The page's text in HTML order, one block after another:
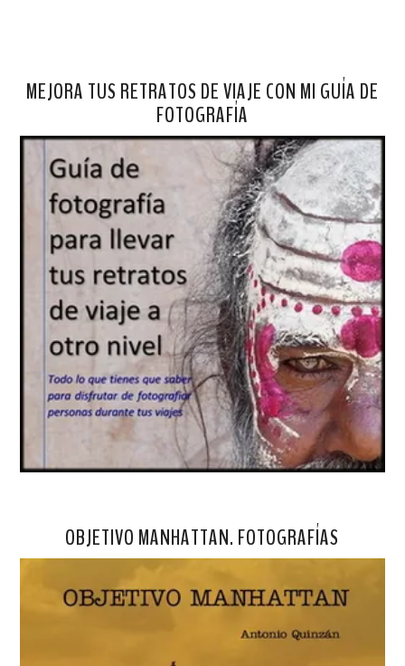
MEJORA TUS RETRATOS DE VIAJE CON MI GUÍA DE
FOTOGRAFÍA
OBJETIVO MANHATTAN. FOTOGRAFÍAS